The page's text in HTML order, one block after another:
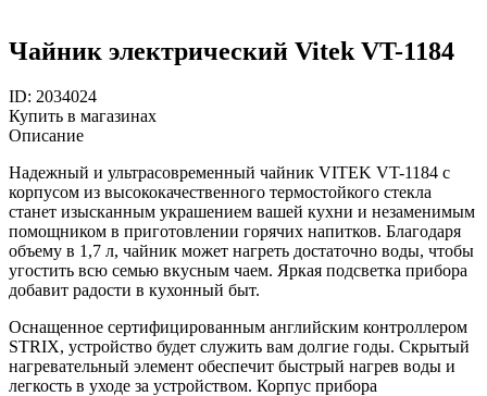
Чайник электрический Vitek VT-1184
ID: 2034024
Купить в магазинах
Описание
Надежный и ультрасовременный чайник VITEK VT-1184 с
корпусом из высококачественного термостойкого стекла
станет изысканным украшением вашей кухни и незаменимым
помощником в приготовлении горячих напитков. Благодаря
объему в 1,7 л, чайник может нагреть достаточно воды, чтобы
угостить всю семью вкусным чаем. Яркая подсветка прибора
добавит радости в кухонный быт.
Оснащенное сертифицированным английским контроллером
STRIX, устройство будет служить вам долгие годы. Скрытый
нагревательный элемент обеспечит быстрый нагрев воды и
легкость в уходе за устройством. Корпус прибора